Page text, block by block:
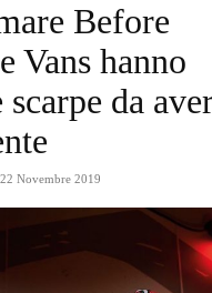
Before
Vans hanno
da
22 Novembre 2019